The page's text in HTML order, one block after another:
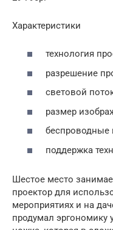
Характеристики
технология
разрешение
световой
размер
беспроводные
поддержка
Шестое место
проектор для
мероприятиях и на
продумал эргономику